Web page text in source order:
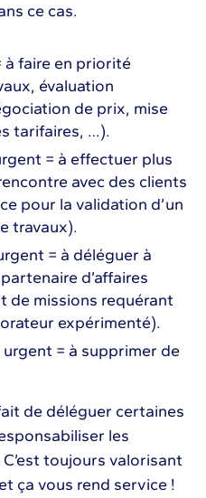
ce cas.
faire en priorité
évaluation
de prix, mise
tarifaires, …).
= à effectuer plus
avec des clients
pour la validation d’un
travaux).
= à déléguer à
d’affaires
de missions requérant
expérimenté).
= à supprimer de
de déléguer certaines
les
toujours valorisant
ça vous rend service !